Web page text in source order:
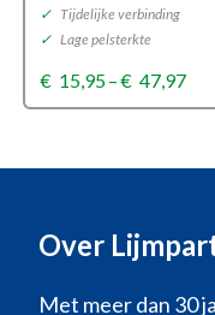
✓ Tijdelijke verbinding
✓ Lage pelsterkte
€ 15,95–€ 47,97
Over
Met meer dan 30